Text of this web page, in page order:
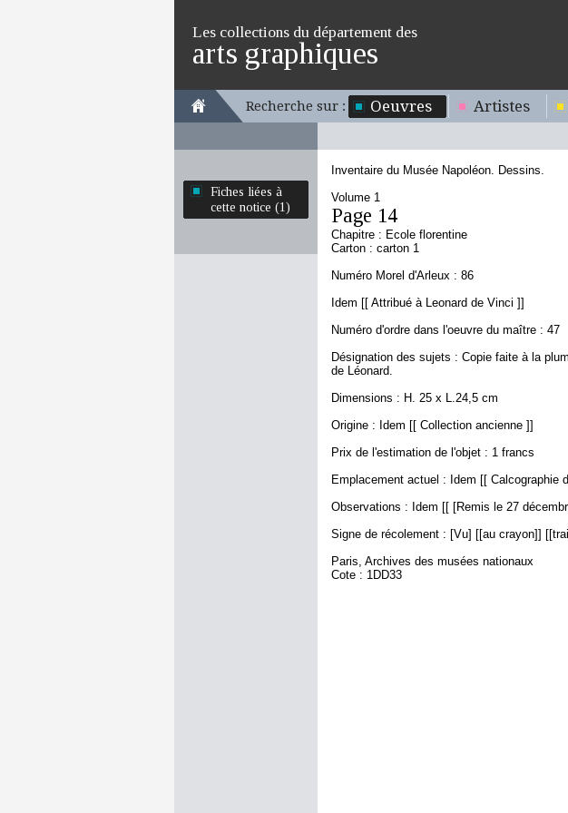
Les collections du département des
arts graphiques
Recherche sur : Oeuvres Artistes
Fiches liées à
cette notice (1)
Inventaire du Musée Napoléon. Dessins.
Volume 1
Page 14
Chapitre : Ecole florentine
Carton : carton 1
Numéro Morel d'Arleux : 86
Idem [[ Attribué à Leonard de Vinci ]]
Numéro d'ordre dans l'oeuvre du maître : 47
Désignation des sujets : Copie faite à la
de Léonard.
Dimensions : H. 25 x L.24,5 cm
Origine : Idem [[ Collection ancienne ]]
Prix de l'estimation de l'objet : 1 francs
Emplacement actuel : Idem [[ Calcographie
Observations : Idem [[ [Remis le 27
Signe de récolement : [Vu] [[au crayon]]
Paris, Archives des musées nationaux
Cote : 1DD33